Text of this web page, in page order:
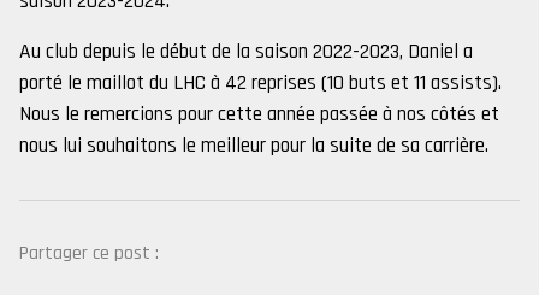
Au club depuis le début de la saison 2022-2023, Daniel a
porté le maillot du LHC à 42 reprises (10 buts et 11 assists).
Nous le remercions pour cette année passée à nos côtés et
nous lui souhaitons le meilleur pour la suite de sa carrière.
Partager ce post :